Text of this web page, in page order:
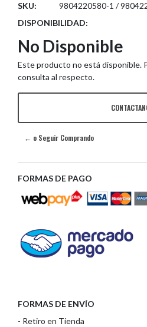
SKU:
9804220580-1 /
DISPONIBILIDAD:
No Disponible
Este producto no está disponible.
consulta al respecto.
← o Seguir Comprando
FORMAS DE PAGO
FORMAS DE ENVÍO
- Retiro en Tienda